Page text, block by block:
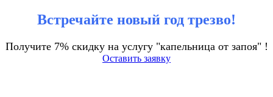
Встречайте новый год трезво!
Получите 7% скидку на услугу "капельница от запоя" !
Оставить заявку